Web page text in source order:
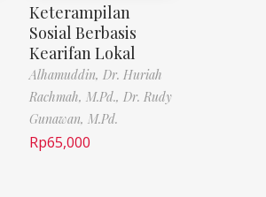
Keterampilan
Sosial Berbasis
Kearifan Lokal
Alhamuddin, Dr. Huriah
Rachmah, M.Pd., Dr. Rudy
Gunawan, M.Pd.
Rp65,000